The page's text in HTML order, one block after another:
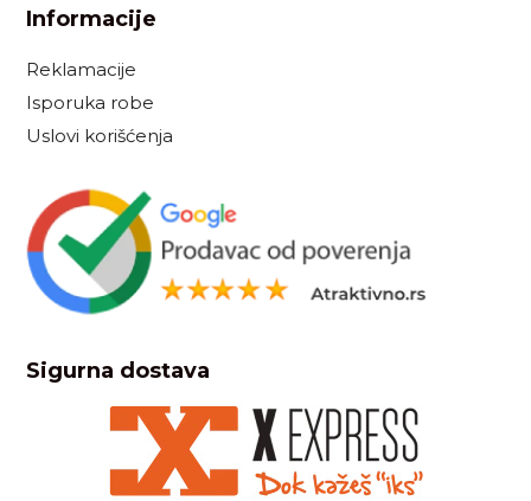
Informacije
Reklamacije
Isporuka robe
Uslovi korišćenja
Sigurna dostava